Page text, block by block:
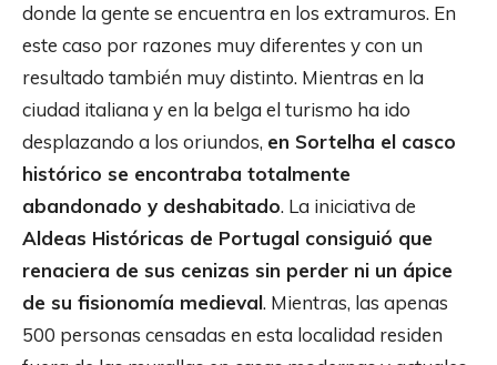
donde la gente se encuentra en los extramuros. En
este caso por razones muy diferentes y con un
resultado también muy distinto. Mientras en la
ciudad italiana y en la belga el turismo ha ido
desplazando a los oriundos, en Sortelha el casco
histórico se encontraba totalmente
abandonado y deshabitado. La iniciativa de
Aldeas Históricas de Portugal consiguió que
renaciera de sus cenizas sin perder ni un ápice
de su fisionomía medieval. Mientras, las apenas
500 personas censadas en esta localidad residen